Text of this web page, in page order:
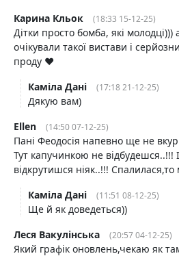
Карина Кльок
(18:33 15-12-25)
Дітки просто бомба, які молодці)))
очікували такої вистави і
проду ♥️
Каміла Дані
(17:18 21-12-25)
Дякую вам)
Ellen
(14:50 07-12-25)
Пані Феодосія напевно ще не
Тут капучинкою не
відкрутишся ніяк..!!!
Каміла Дані
(11:51 08-12-25)
Ще й як доведеться))
Леся Вакулінська
(20:57 04-12-25)
Який графік оновлень,чекаю як